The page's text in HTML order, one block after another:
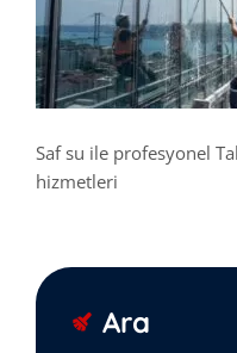
Saf su ile profesyonel
hizmetleri
Ara